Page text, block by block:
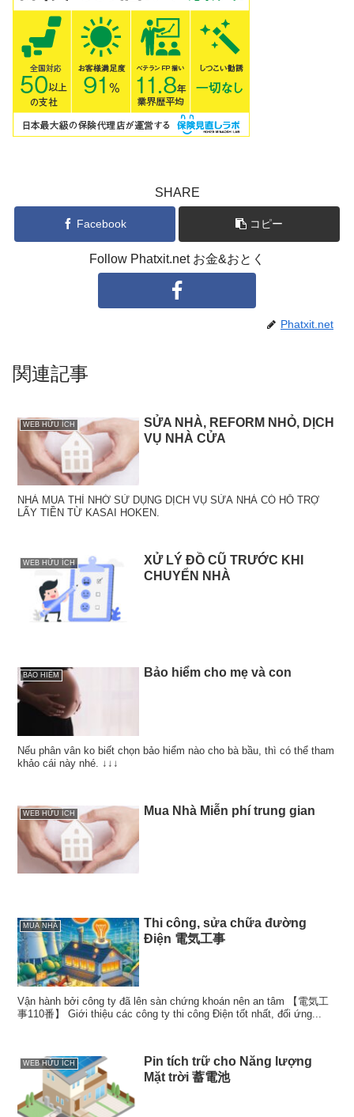
SHARE
Facebook コピー
Follow Phatxit.net お金&おとく
Phatxit.net
関連記事
WEB HỮU ÍCH
SỬA NHÀ, REFORM NHỎ, DỊCH
VỤ NHÀ CỬA
NHÀ MUA THÌ NHỚ SỬ DỤNG DỊCH VỤ SỬA NHÀ CÓ HỖ TRỢ
LẤY TIỀN TỪ KASAI HOKEN.
WEB HỮU ÍCH
XỬ LÝ ĐỒ CŨ TRƯỚC KHI
CHUYỂN NHÀ
BẢO HIỂM Bảo hiểm cho mẹ và con
Nếu phân vân ko biết chọn bảo hiểm nào cho bà bầu, thì có thể tham
khảo cái này nhé. ↓↓↓
WEB HỮU ÍCH Mua Nhà Miễn phí trung gian
MUA NHÀ
Thi công, sửa chữa đường
Điện 電気工事
Vận hành bởi công ty đã lên sàn chứng khoán nên an tâm 【電気工
事110番】 Giới thiệu các công ty thi công Điện tốt nhất, đối ứng...
WEB HỮU ÍCH
Pin tích trữ cho Năng lượng
Mặt trời 蓄電池